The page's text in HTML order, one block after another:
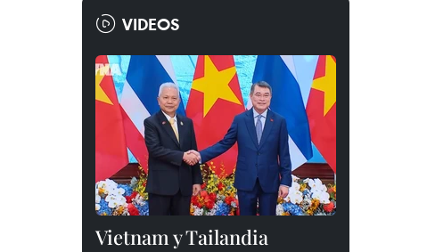
VIDEOS
Vietnam y Tailandia